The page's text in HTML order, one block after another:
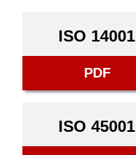
ISO 14001
PDF
ISO 45001